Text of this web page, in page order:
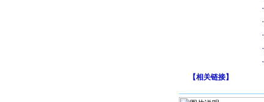
·
·
·
·
·
【相关链接】